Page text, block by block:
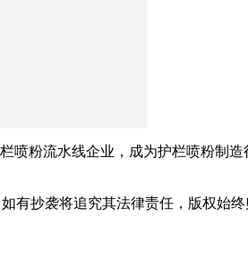
喷粉流水线企业，成为护栏喷粉制
有抄袭将追究其法律责任，版权始终